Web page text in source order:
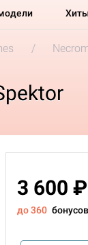
3 600 ₽
до 360